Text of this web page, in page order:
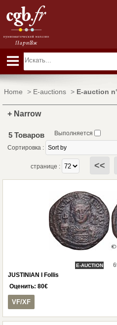
Home > E-auctions > E-auction
+ Narrow
5 Товаров Выполняется
Сортировка :
странице : <<
E-AUCTION
JUSTINIAN I Follis
Оценить: 80€
VF/XF